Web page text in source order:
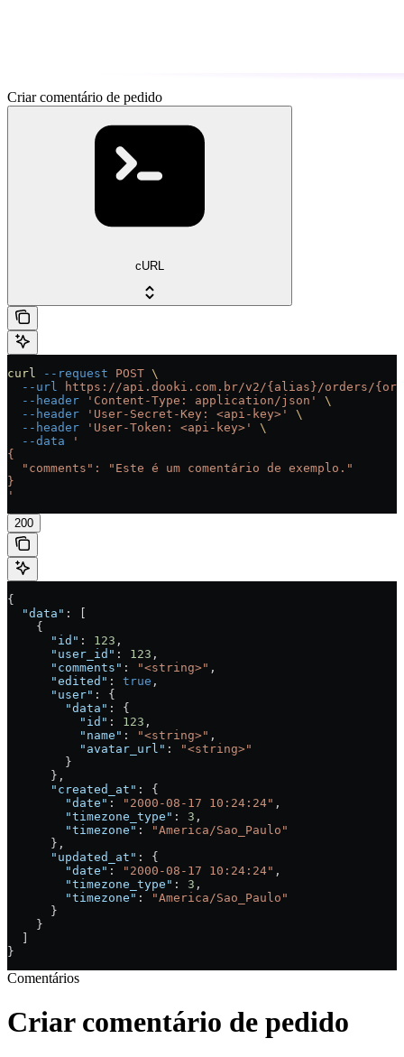
Criar comentário de pedido
cURL
curl --request POST \
  --url
https://api.dooki.com.br/v2/{alias}/orders/
  --header
'Content-Type: application/json'
\
  --header
'User-Secret-Key: <api-key>'
\
  --header
'User-Token: <api-key>'
\
  --data
'
{
  "comments": "Este é um comentário de exemplo."
}
'
200
{
  "data"
: [
    {
      "id"
: 123 ,
      "user_id"
: 123 ,
      "comments"
: "<string>" ,
      "edited"
: true ,
      "user"
: {
        "data"
: {
          "id"
: 123 ,
          "name"
: "<string>" ,
          "avatar_url"
:
"<string>"
        }
      },
      "created_at"
: {
        "date"
: "2000-08-17 10:24:24" ,
        "timezone_type"
: 3 ,
        "timezone"
:
"America/Sao_Paulo"
      },
      "updated_at"
: {
        "date"
: "2000-08-17 10:24:24" ,
        "timezone_type"
: 3 ,
        "timezone"
:
"America/Sao_Paulo"
      }
    }
}
Comentários
Criar comentário de pedido